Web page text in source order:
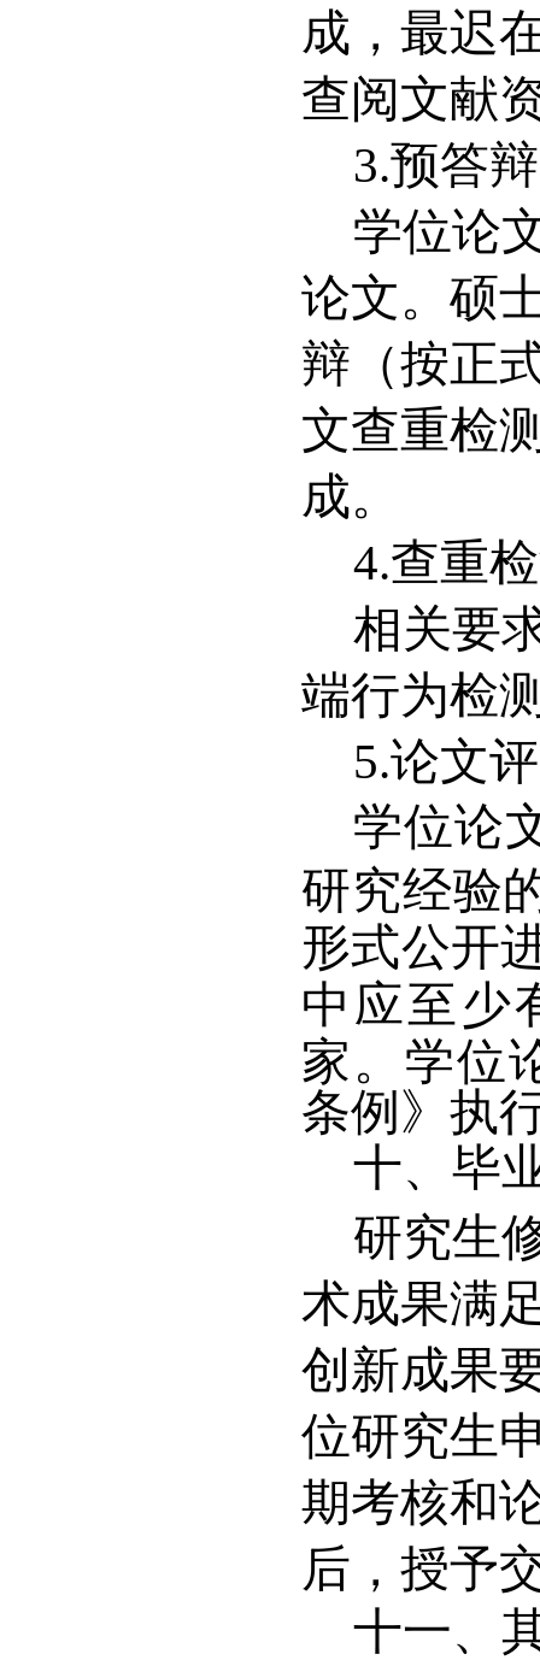
成，最迟
查阅文献
3.预答辩
学位论
论文。硕
辩（按正
文查重检
成。
4.查重
相关要
端行为检
5.论文
学位论
研究经验
形式公开
中应至少
家。学位
条例》执
十、毕
研究生
术成果满
创新成果
位研究生
期考核和
后，授予
十一、